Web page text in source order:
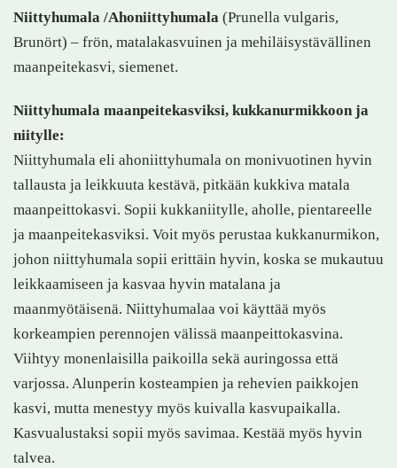
Niittyhumala /Ahoniittyhumala (Prunella vulgaris,
Brunört) – frön, matalakasvuinen ja mehiläisystävällinen
maanpeitekasvi, siemenet.
Niittyhumala maanpeitekasviksi, kukkanurmikkoon ja
niitylle:
Niittyhumala eli ahoniittyhumala on monivuotinen hyvin
tallausta ja leikkuuta kestävä, pitkään kukkiva matala
maanpeittokasvi. Sopii kukkaniitylle, aholle, pientareelle
ja maanpeitekasviksi. Voit myös perustaa kukkanurmikon,
johon niittyhumala sopii erittäin hyvin, koska se mukautuu
leikkaamiseen ja kasvaa hyvin matalana ja
maanmyötäisenä. Niittyhumalaa voi käyttää myös
korkeampien perennojen välissä maanpeittokasvina.
Viihtyy monenlaisilla paikoilla sekä auringossa että
varjossa. Alunperin kosteampien ja rehevien paikkojen
kasvi, mutta menestyy myös kuivalla kasvupaikalla.
Kasvualustaksi sopii myös savimaa. Kestää myös hyvin
talvea.